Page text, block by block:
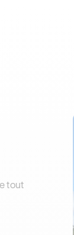
! J'EN
tout